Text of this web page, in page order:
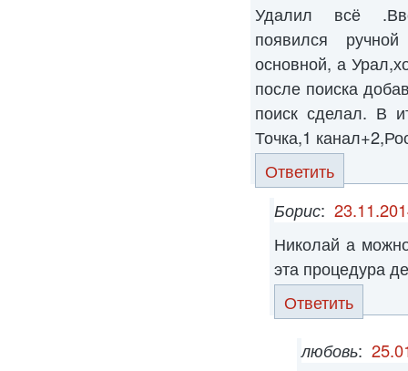
Удалил всё
появился
основной, а
после поиска
поиск сделал. В
Точка,1
Ответить
Борис:
Николай а
эта процедура
Ответить
любовь: